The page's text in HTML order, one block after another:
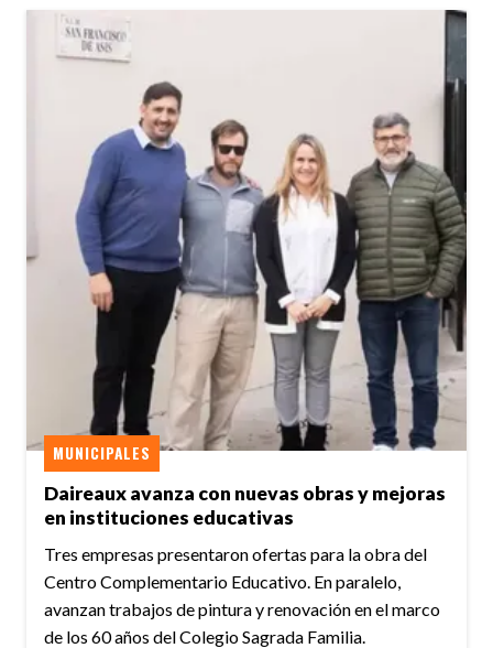
Daireaux avanza con nuevas obras y mejoras
en instituciones educativas
MUNICIPALES
Tres empresas presentaron ofertas para la obra del
Centro Complementario Educativo. En paralelo,
avanzan trabajos de pintura y renovación en el marco
de los 60 años del Colegio Sagrada Familia.